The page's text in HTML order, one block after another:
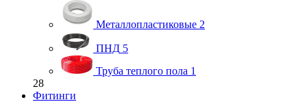
Металлопластиковые 2
ПНД 5
Труба теплого пола 1
28
Фитинги